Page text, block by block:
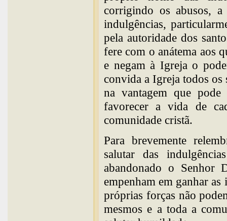
corrigindo os abusos,
indulgências,
pela autoridade dos
fere com o anátema aos
e negam à Igreja o
convida a Igreja todos os
na vantagem que
favorecer a vida de
comunidade cristã.
Para brevemente
salutar das
abandonado o Senhor
empenham em ganhar
próprias forças não
mesmos e a toda a